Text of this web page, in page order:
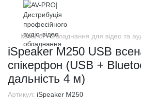
Каталог Обладнання для відео та
iSpeaker M250 USB
спікерфон (USB +
дальність 4 м)
Артикул: iSpeaker M250